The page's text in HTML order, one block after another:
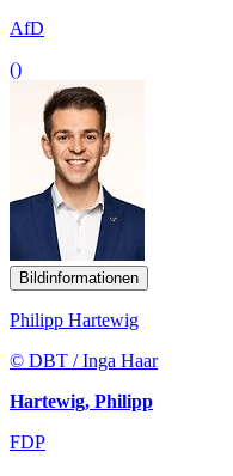
AfD
()
Bildinformationen
Philipp Hartewig
© DBT / Inga Haar
Hartewig, Philipp
FDP